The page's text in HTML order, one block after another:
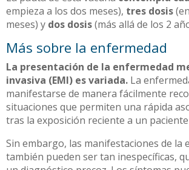
empieza a los dos meses), tres dosis
meses) y dos dosis(más allá de los 2
Más sobre la enfermedad
La presentación de la enfermedad
invasiva (EMI) es variada. La
manifestarse de manera fácilmente
situaciones que permiten una rápida
tras la exposición reciente a un paciente
Sin embargo, las manifestaciones de la
también pueden ser tan inespecíficas,